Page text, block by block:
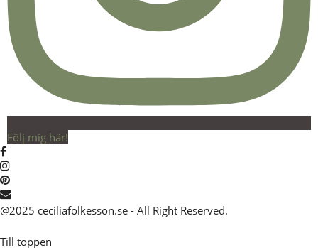
Följ mig här!
@2025 ceciliafolkesson.se - All Right Reserved.
Till toppen